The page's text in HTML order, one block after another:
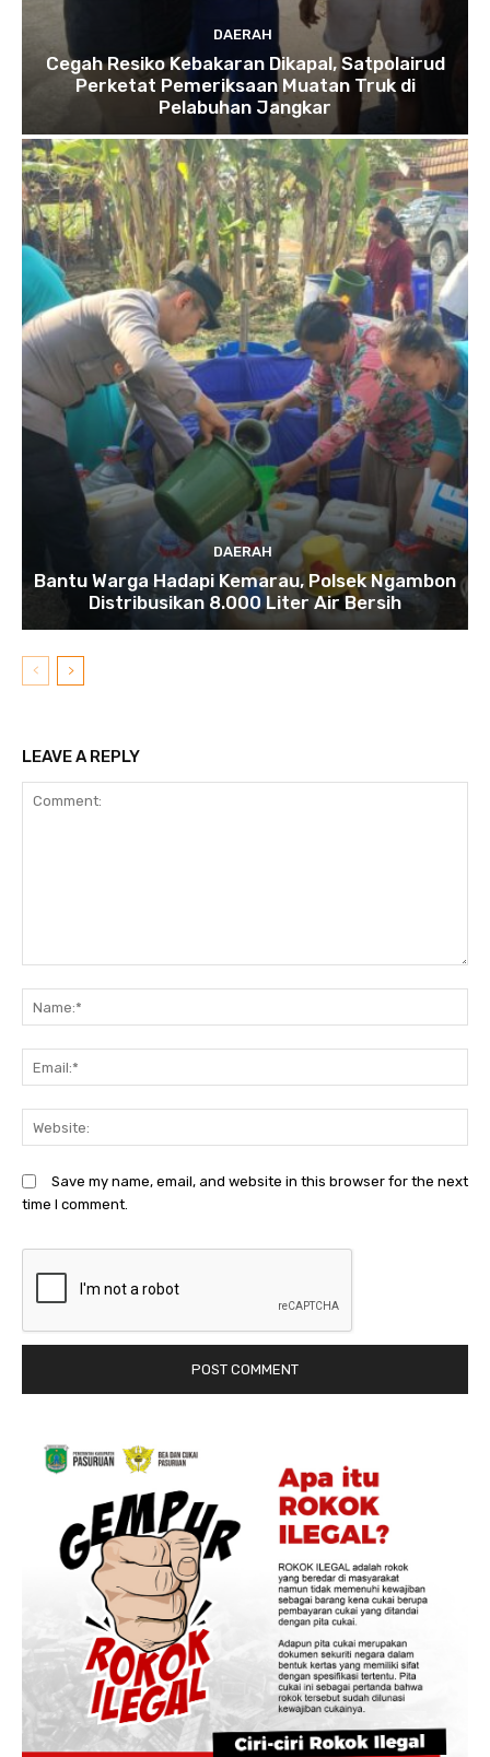
DAERAH
Cegah Resiko Kebakaran Dikapal, Satpolairud
Perketat Pemeriksaan Muatan Truk di
Pelabuhan Jangkar
DAERAH
Bantu Warga Hadapi Kemarau, Polsek Ngambon
Distribusikan 8.000 Liter Air Bersih
LEAVE A REPLY
Save my name, email, and website in this browser for the next
time I comment.